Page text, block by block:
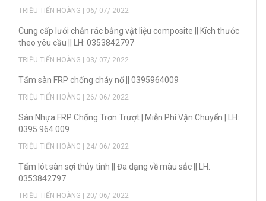
TRIỆU TIẾN HOÀNG | 06/ 07/ 2022
Cung cấp lưới chắn rác bằng vật liệu composite || Kích thước
theo yêu cầu || LH: 0353842797
TRIỆU TIẾN HOÀNG | 03/ 07/ 2022
Tấm sàn FRP chống cháy nổ || 0395964009
TRIỆU TIẾN HOÀNG | 26/ 06/ 2022
Sàn Nhựa FRP Chống Trơn Trượt | Miễn Phí Vận Chuyển | LH:
0395 964 009
TRIỆU TIẾN HOÀNG | 24/ 06/ 2022
Tấm lót sàn sợi thủy tinh || Đa dạng về màu sắc || LH:
0353842797
TRIỆU TIẾN HOÀNG | 20/ 06/ 2022